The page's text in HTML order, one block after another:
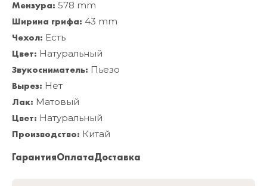
Мензура: 578 mm
Ширина грифа: 43 mm
Чехол: Есть
Цвет: Натуральный
Звукосниматель: Пьезо
Вырез: Нет
Лак: Матовый
Цвет: Натуральный
Производство: Китай
ГарантияОплатаДоставка